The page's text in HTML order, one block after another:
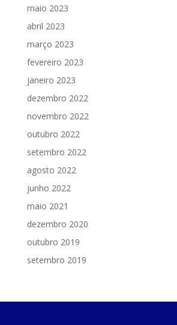
maio 2023
abril 2023
março 2023
fevereiro 2023
janeiro 2023
dezembro 2022
novembro 2022
outubro 2022
setembro 2022
agosto 2022
junho 2022
maio 2021
dezembro 2020
outubro 2019
setembro 2019